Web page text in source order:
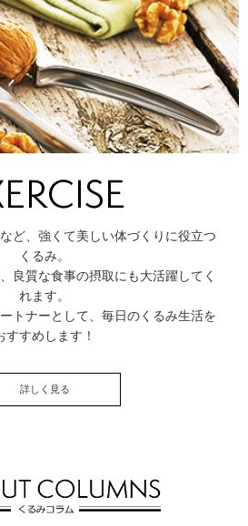
ど、強くて美しい体づくりに役立つ
くるみ。
良質な食事の摂取にも大活躍してく
れます。
トナーとして、毎日のくるみ生活を
すすめします！
詳しく見る